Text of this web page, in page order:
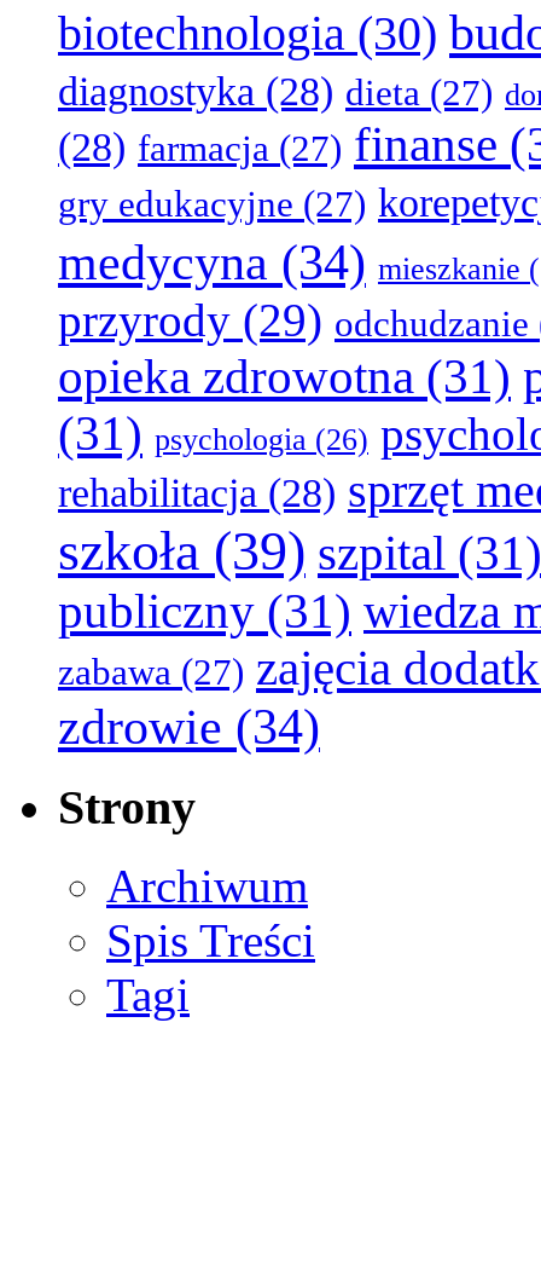
biotechnologia (30)
diagnostyka (28) dieta (27)
(28) farmacja (27) finanse
gry edukacyjne (27)
medycyna (34) mieszkanie
przyrody (29) odchudzanie
opieka zdrowotna (31)
(31) psychologia (26)
rehabilitacja (28) sprzęt
szkoła (39) szpital (31)
publiczny (31) wiedza
zabawa (27) zajęcia
zdrowie (34)
Strony
Archiwum
Spis Treści
Tagi